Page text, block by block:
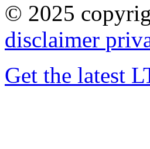
© 2025
disclaimer
Get the latest